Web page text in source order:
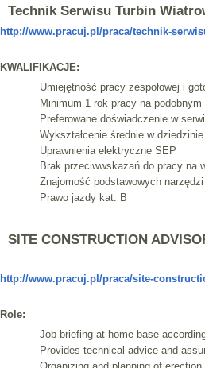
Technik Serwisu Turbin
http://www.pracuj.pl/praca/technik-
KWALIFIKACJE:
Umiejętność pracy zespołowej i
Minimum 1 rok pracy na
Preferowane doświadczenie w
Wykształcenie średnie w
Uprawnienia elektryczne SEP
Brak przeciwwskazań do pracy na
Znajomość podstawowych
Prawo jazdy kat. B
SITE CONSTRUCTION
http://www.pracuj.pl/praca/site-
Role:
Job briefing at home base
Provides technical advice and